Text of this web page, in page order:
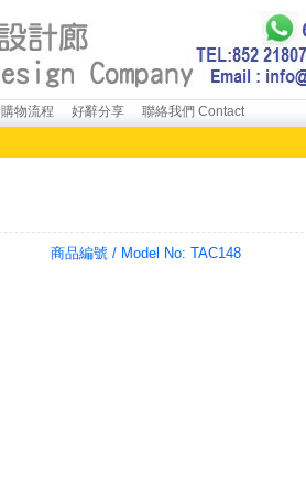
購物流程 好辭分享 聯絡我們 Contact
商品編號 / Model No: TAC148